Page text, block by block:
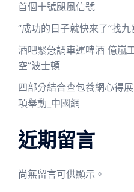
首個十號颶風信號
“成功的日子就快來了”找
酒吧緊急調車運啤酒 億嵐
空”波士頓
四部分結合查包養網心得
項舉動_中國網
近期留言
尚無留言可供顯示。